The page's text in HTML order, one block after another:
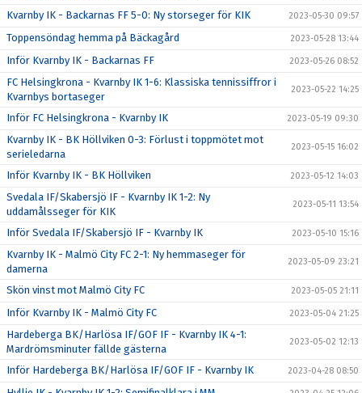
Kvarnby IK - Backarnas FF 5-0: Ny storseger för KIK 2023-05-30 09:57
Toppensöndag hemma på Bäckagård 2023-05-28 13:44
Inför Kvarnby IK - Backarnas FF 2023-05-26 08:52
FC Helsingkrona - Kvarnby IK 1-6: Klassiska tennissiffror i
Kvarnbys bortaseger
2023-05-22 14:25
Inför FC Helsingkrona - Kvarnby IK 2023-05-19 09:30
Kvarnby IK - BK Höllviken 0-3: Förlust i toppmötet mot
serieledarna
2023-05-15 16:02
Inför Kvarnby IK - BK Höllviken 2023-05-12 14:03
Svedala IF/Skabersjö IF - Kvarnby IK 1-2: Ny
uddamålsseger för KIK
2023-05-11 13:54
Inför Svedala IF/Skabersjö IF - Kvarnby IK 2023-05-10 15:16
Kvarnby IK - Malmö City FC 2-1: Ny hemmaseger för
damerna
2023-05-09 23:21
Skön vinst mot Malmö City FC 2023-05-05 21:11
Inför Kvarnby IK - Malmö City FC 2023-05-04 21:25
Hardeberga BK/Harlösa IF/GOF IF - Kvarnby IK 4-1:
Mardrömsminuter fällde gästerna
2023-05-02 12:13
Inför Hardeberga BK/Harlösa IF/GOF IF - Kvarnby IK 2023-04-28 08:50